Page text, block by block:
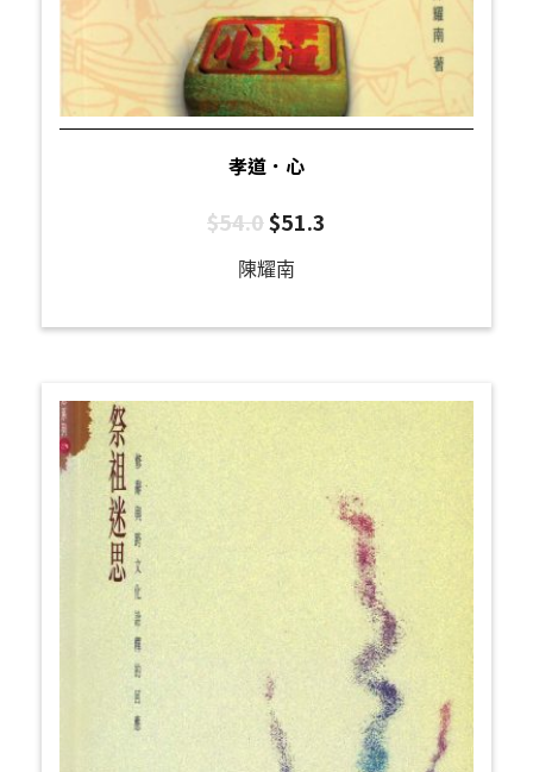
孝道．心
$54.0$51.3
陳耀南